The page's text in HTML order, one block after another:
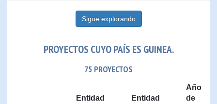
Sigue explorando
PROYECTOS CUYO PAÍS ES GUINEA.
75 PROYECTOS
Entidad
Entidad
Año
de